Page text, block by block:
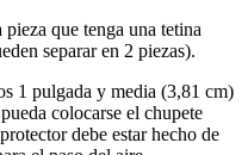
que tenga una tetina
separar en 2 piezas).
1 pulgada y media (3,81 cm)
colocarse el chupete
debe estar hecho de